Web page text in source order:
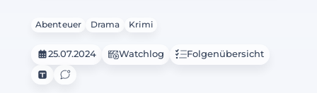
Abenteuer Drama Krimi
25.07.2024 Watchlog Folgenübersicht